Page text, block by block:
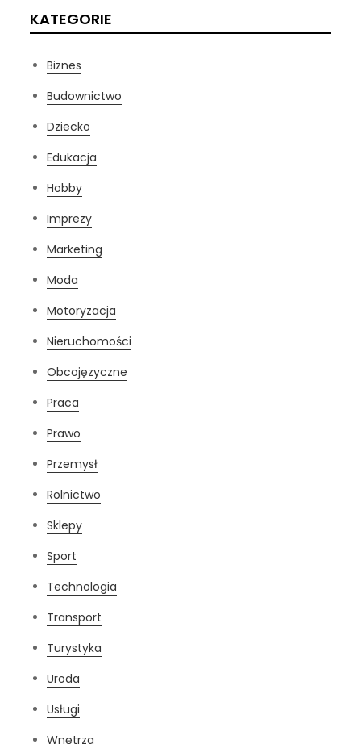
KATEGORIE
Biznes
Budownictwo
Dziecko
Edukacja
Hobby
Imprezy
Marketing
Moda
Motoryzacja
Nieruchomości
Obcojęzyczne
Praca
Prawo
Przemysł
Rolnictwo
Sklepy
Sport
Technologia
Transport
Turystyka
Uroda
Usługi
Wnętrza